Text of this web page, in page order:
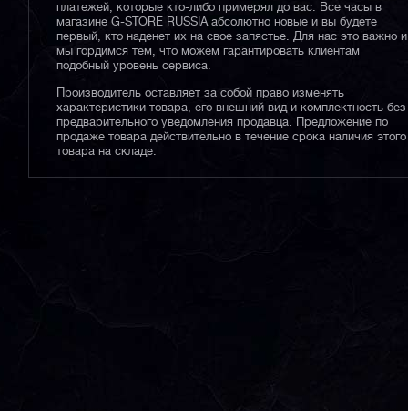
платежей, которые кто-либо примерял до вас. Все часы в
магазине G-STORE RUSSIA абсолютно новые и вы будете
первый, кто наденет их на свое запястье. Для нас это важно и
мы гордимся тем, что можем гарантировать клиентам
подобный уровень сервиса.
Производитель оставляет за собой право изменять
характеристики товара, его внешний вид и комплектность без
предварительного уведомления продавца. Предложение по
продаже товара действительно в течение срока наличия этого
товара на складе.